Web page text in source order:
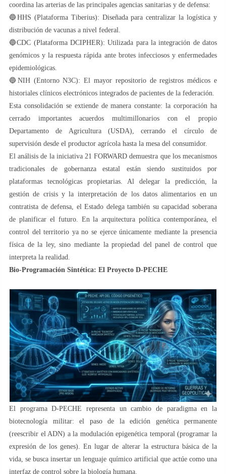
coordina las arterias de las principales agencias sanitarias y de defensa:
🔵HHS (Plataforma Tiberius): Diseñada para centralizar la logística y
distribución de vacunas a nivel federal.
🔵CDC (Plataforma DCIPHER): Utilizada para la integración de datos
genómicos y la respuesta rápida ante brotes infecciosos y enfermedades
epidemiológicas.
🔵NIH (Entorno N3C): El mayor repositorio de registros médicos e
historiales clínicos electrónicos integrados de pacientes de la federación.
Esta consolidación se extiende de manera constante: la corporación ha
cerrado importantes acuerdos multimillonarios con el propio
Departamento de Agricultura (USDA), cerrando el círculo de
supervisión desde el productor agrícola hasta la mesa del consumidor.
El análisis de la iniciativa 21 FORWARD demuestra que los mecanismos
tradicionales de gobernanza estatal están siendo sustituidos por
plataformas tecnológicas propietarias. Al delegar la predicción, la
gestión de crisis y la interpretación de los datos alimentarios en un
contratista de defensa, el Estado delega también su capacidad soberana
de planificar el futuro. En la arquitectura política contemporánea, el
control del territorio ya no se ejerce únicamente mediante la presencia
física de la ley, sino mediante la propiedad del panel de control que
interpreta la realidad.
​Bio-Programación Sintética: El Proyecto D-PECHE
​El programa D-PECHE representa un cambio de paradigma en la
biotecnología militar: el paso de la edición genética permanente
(reescribir el ADN) a la modulación epigenética temporal (programar la
expresión de los genes). En lugar de alterar la estructura básica de la
vida, se busca insertar un lenguaje químico artificial que actúe como una
interfaz de control sobre la biología humana.